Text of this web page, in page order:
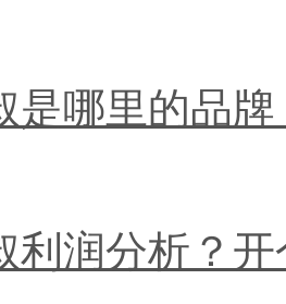
是哪里的品
利润分析？